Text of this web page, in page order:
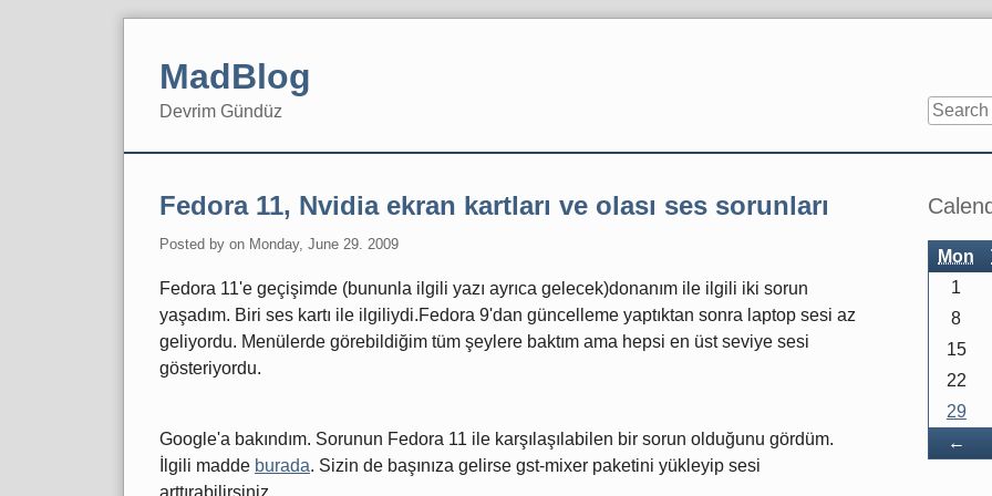
MadBlog
Devrim Gündüz
Fedora 11, Nvidia ekran kartları ve olası ses sorunları
Posted by on Monday, June 29. 2009
Fedora 11'e geçişimde (bununla ilgili yazı ayrıca gelecek)donanım ile ilgili iki sorun
yaşadım. Biri ses kartı ile ilgiliydi.Fedora 9'dan güncelleme yaptıktan sonra laptop sesi az
geliyordu. Menülerde görebildiğim tüm şeylere baktım ama hepsi en üst seviye sesi
gösteriyordu.
Google'a bakındım. Sorunun Fedora 11 ile karşılaşılabilen bir sorun olduğunu gördüm.
İlgili madde burada. Sizin de başınıza gelirse gst-mixer paketini yükleyip sesi
Sidebar
Mon
←
1
8
15
22
29